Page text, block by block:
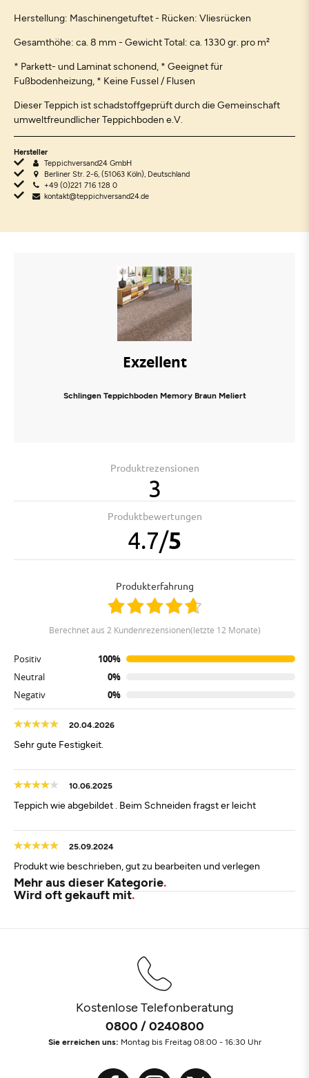
Herstellung: Maschinengetuftet - Rücken: Vliesrücken
Gesamthöhe: ca. 8 mm - Gewicht Total: ca. 1330 gr. pro m²
* Parkett- und Laminat schonend, * Geeignet für
Fußbodenheizung, * Keine Fussel / Flusen
Dieser Teppich ist schadstoffgeprüft durch die Gemeinschaft
umweltfreundlicher Teppichboden e.V.
Hersteller
Teppichversand24 GmbH
Berliner Str. 2-6, (51063 Köln), Deutschland
+49 (0)221 716 128 0
kontakt@teppichversand24.de
Exzellent
Schlingen Teppichboden Memory Braun Meliert
Produktrezensionen
3
Produktbewertungen
4.7/5
Produkterfahrung
berechnet aus 2 Kundenrezensionen(letzte 12 Monate)
Positiv
100%
Neutral
0%
Negativ
0%
20.04.2026
Sehr gute Festigkeit.
10.06.2025
Teppich wie abgebildet . Beim Schneiden fragst er leicht
25.09.2024
Produkt wie beschrieben, gut zu bearbeiten und verlegen
Mehr aus dieser Kategorie
Wird oft gekauft mit
Kostenlose Telefonberatung
0800 / 0240800
Sie erreichen uns: Montag bis Freitag 08:00 - 16:30 Uhr